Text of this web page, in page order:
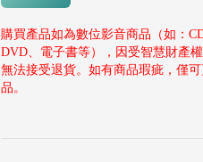
購買產品如為數位影音商品（如：
DVD、電子書等），因受智慧財產
無法接受退貨。如有商品瑕疵，僅
品。